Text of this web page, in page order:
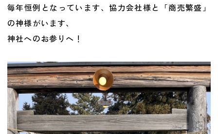
毎年恒例となっています、協力会社様と「商売繁盛」
の神様がいます、
神社へのお参りへ！